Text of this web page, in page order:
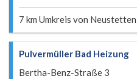
7 km Umkreis von Neustetten
Pulvermüller Bad Heizung
Bertha-Benz-Straße 3